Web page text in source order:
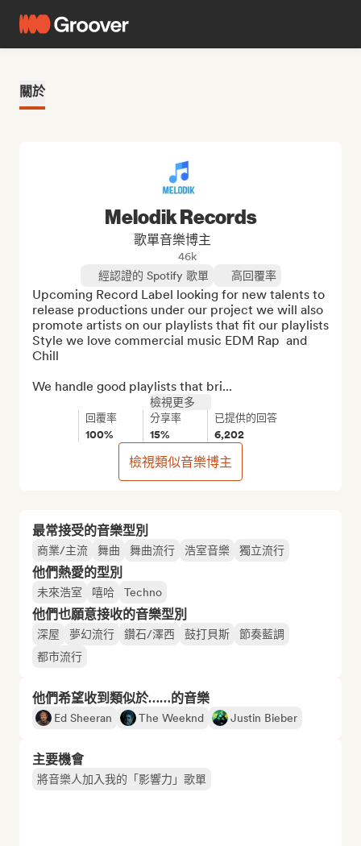
關於
最常接受的音樂型別
商業/主流 舞曲 舞曲流行 浩室音樂 獨立流行
他們熱愛的型別
未來浩室 嘻哈 Techno
他們也願意接收的音樂型別
深屋 夢幻流行 鑽石/澤西 鼓打貝斯
節奏藍調
都市流行
他們希望收到類似於……的音樂
Ed Sheeran The Weeknd Justin Bieber
主要機會
將音樂人加入我的「影響力」歌單
Melodik Records
歌單音樂博主
46k
經認證的 Spotify 歌單
高回覆率
Upcoming Record Label looking for new talents to
release productions under our project we will also
promote artists on our playlists that fit our playlists
Style we love commercial music EDM Rap  and
Chill
We handle good playlists that bri...
檢視更多
回覆率
100%
分享率
15%
已提供的回答
6,202
檢視類似音樂博主